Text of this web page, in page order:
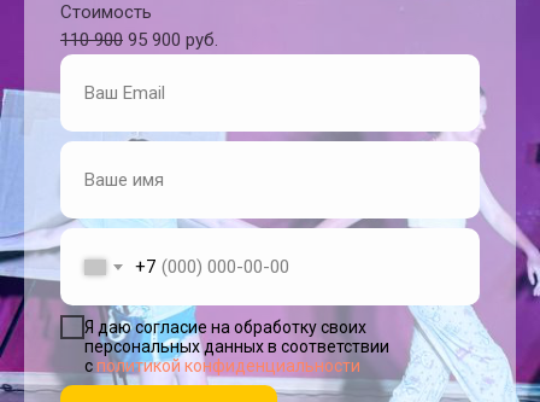
Стоимость
110 900 95 900 руб.
+7
Я даю согласие на обработку своих
персональных данных в соответствии
с политикой конфиденциальности
Номер телефона
Я согласен на обработку персональных
данных в соответствии с
конфиденциальности
Отправить